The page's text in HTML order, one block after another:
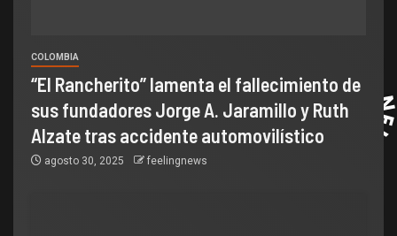
COLOMBIA
“El Rancherito” lamenta el fallecimiento de
sus fundadores Jorge A. Jaramillo y Ruth
Alzate tras accidente automovilístico
agosto 30, 2025 feelingnews